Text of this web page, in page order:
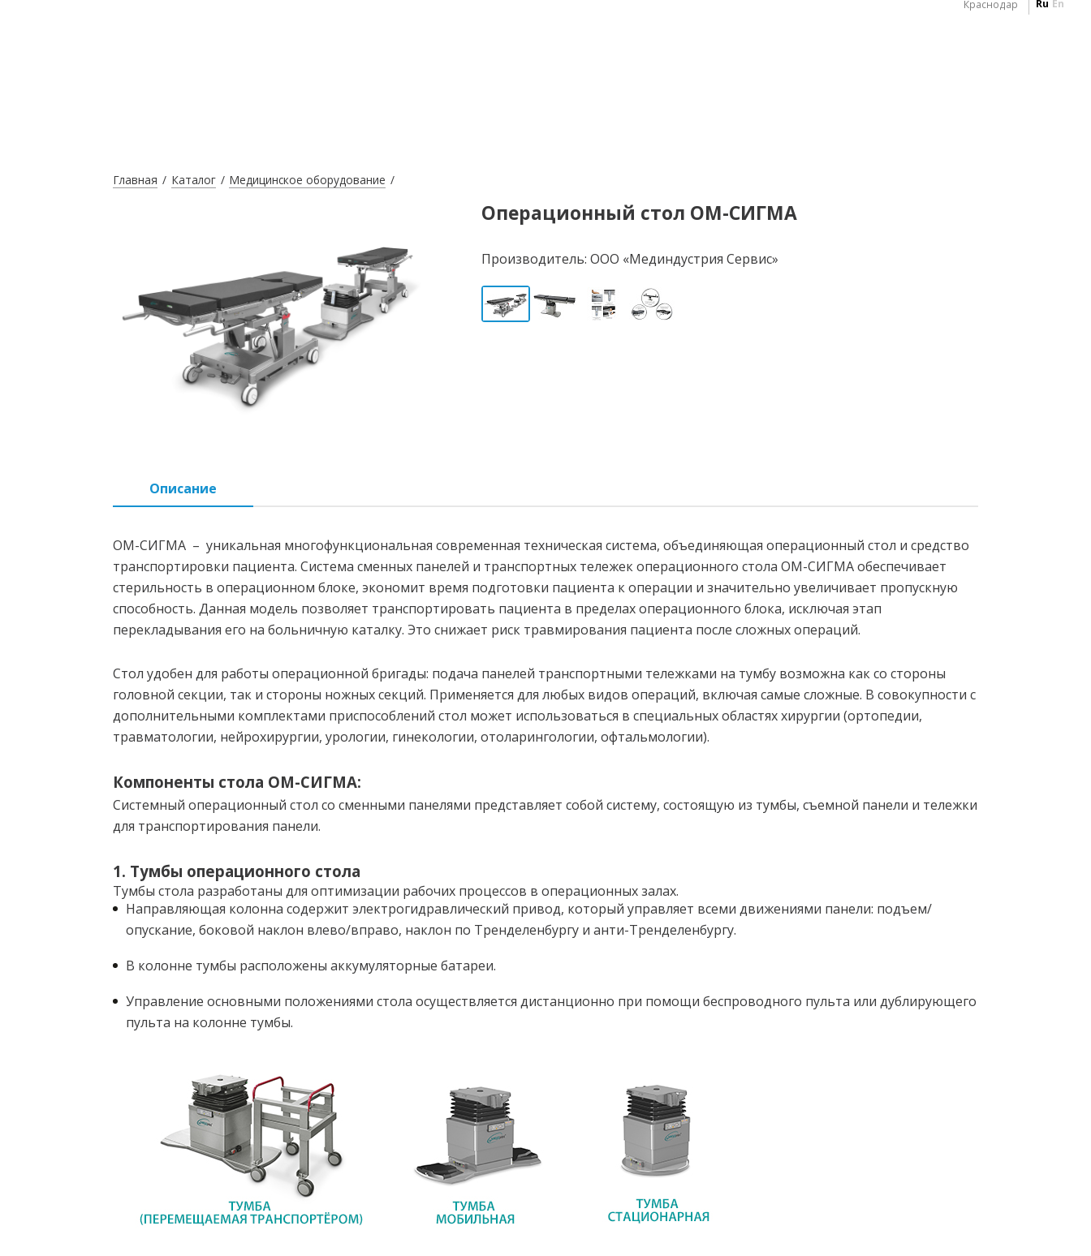
Краснодар Ru En
Главная Каталог Медицинское оборудование
Операционный стол ОМ-СИГМА
Производитель: ООО «Мединдустрия Сервис»
Описание
ОМ-СИГМА – уникальная многофункциональная современная техническая система, объединяющая операционный стол и средство
транспортировки пациента. Система сменных панелей и транспортных тележек операционного стола ОМ-СИГМА обеспечивает
стерильность в операционном блоке, экономит время подготовки пациента к операции и значительно увеличивает пропускную
способность. Данная модель позволяет транспортировать пациента в пределах операционного блока, исключая этап
перекладывания его на больничную каталку. Это снижает риск травмирования пациента после сложных операций.
Стол удобен для работы операционной бригады: подача панелей транспортными тележками на тумбу возможна как со стороны
головной секции, так и стороны ножных секций. Применяется для любых видов операций, включая самые сложные. В совокупности с
дополнительными комплектами приспособлений стол может использоваться в специальных областях хирургии (ортопедии,
травматологии, нейрохирургии, урологии, гинекологии, отоларингологии, офтальмологии).
Компоненты стола ОМ-СИГМА:
Системный операционный стол со сменными панелями представляет собой систему, состоящую из тумбы, съемной панели и тележки
для транспортирования панели.
1. Тумбы операционного стола
Тумбы стола разработаны для оптимизации рабочих процессов в операционных залах.
Направляющая колонна содержит электрогидравлический привод, который управляет всеми движениями панели: подъем/
опускание, боковой наклон влево/вправо, наклон по Тренделенбургу и анти-Тренделенбургу.
В колонне тумбы расположены аккумуляторные батареи.
Управление основными положениями стола осуществляется дистанционно при помощи беспроводного пульта или дублирующего
пульта на колонне тумбы.